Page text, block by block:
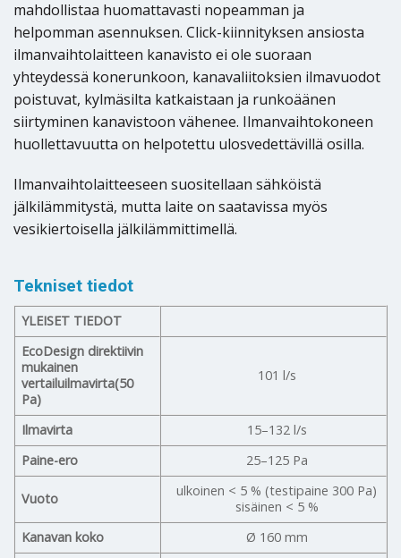
mahdollistaa huomattavasti nopeamman ja
helpomman asennuksen. Click-kiinnityksen ansiosta
ilmanvaihtolaitteen kanavisto ei ole suoraan
yhteydessä konerunkoon, kanavaliitoksien ilmavuodot
poistuvat, kylmäsilta katkaistaan ja runkoäänen
siirtyminen kanavistoon vähenee. Ilmanvaihtokoneen
huollettavuutta on helpotettu ulosvedettävillä osilla.
Ilmanvaihtolaitteeseen suositellaan sähköistä
jälkilämmitystä, mutta laite on saatavissa myös
vesikiertoisella jälkilämmittimellä.
Tekniset tiedot
YLEISET TIEDOT
EcoDesign direktiivin
mukainen
vertailuilmavirta(50
Pa)
101 l/s
Ilmavirta
15–132 l/s
Paine-ero
25–125 Pa
Vuoto
ulkoinen < 5 % (testipaine 300 Pa)
sisäinen < 5 %
Kanavan koko
Ø 160 mm